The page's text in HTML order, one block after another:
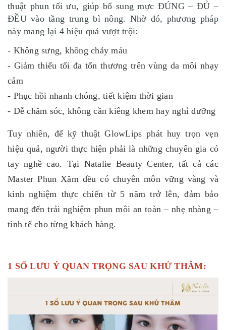
thuật phun tối ưu, giúp bổ sung mực ĐÚNG – ĐỦ –
ĐỀU vào tầng trung bì nông. Nhờ đó, phương pháp
này mang lại 4 hiệu quả vượt trội:
- Không sưng, không chảy máu
- Giảm thiểu tối đa tổn thương trên vùng da môi nhạy
cảm
- Phục hồi nhanh chóng, tiết kiệm thời gian
- Dễ chăm sóc, không cần kiêng khem hay nghỉ dưỡng
Tuy nhiên, để kỹ thuật GlowLips phát huy trọn vẹn
hiệu quả, người thực hiện phải là những chuyên gia có
tay nghề cao. Tại Natalie Beauty Center, tất cả các
Master Phun Xăm đều có chuyên môn vững vàng và
kinh nghiệm thực chiến từ 5 năm trở lên, đảm bảo
mang đến trải nghiệm phun môi an toàn – nhẹ nhàng –
tinh tế cho từng khách hàng.
1 SỐ LƯU Ý QUAN TRỌNG SAU KHỬ THÂM: